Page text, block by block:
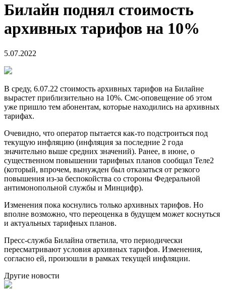
Билайн поднял стоимость
архивных тарифов на 10%
5.07.2022
В среду, 6.07.22 стоимость архивных тарифов на Билайне
вырастет приблизительно на 10%. Смс-оповещение об этом
уже пришло тем абонентам, которые находились на архивных
тарифах.
Очевидно, что оператор пытается как-то подстроиться под
текущую инфляцию (инфляция за последние 2 года
значительно выше средних значений). Ранее, в июне, о
существенном повышении тарифных планов сообщал Теле2
(который, впрочем, вынужден был отказаться от резкого
повышения из-за беспокойства со стороны Федеральной
антимонопольной службы и Минцифр).
Изменения пока коснулись только архивных тарифов. Но
вполне возможно, что переоценка в будущем может коснуться
и актуальных тарифных планов.
Пресс-служба Билайна ответила, что периодически
пересматривают условия архивных тарифов. Изменения,
согласно ей, произошли в рамках текущей инфляции.
Другие новости